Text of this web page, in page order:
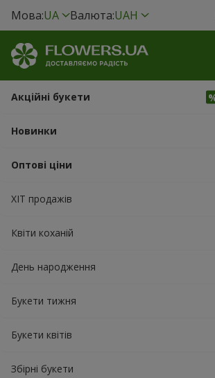
Мова:UA Валюта:UAH
Акційні букети
Новинки
Оптові ціни
ХІТ продажів
Квіти коханій
День народження
Букети тижня
Букети квітів
Збірні букети